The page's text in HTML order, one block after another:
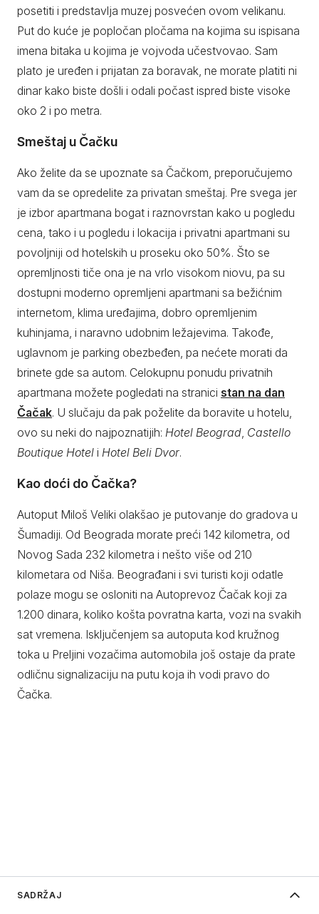
posetiti i predstavlja muzej posvećen ovom velikanu.
Put do kuće je popločan pločama na kojima su ispisana
imena bitaka u kojima je vojvoda učestvovao. Sam
plato je uređen i prijatan za boravak, ne morate platiti ni
dinar kako biste došli i odali počast ispred biste visoke
oko 2 i po metra.
Smeštaj u Čačku
Ako želite da se upoznate sa Čačkom, preporučujemo
vam da se opredelite za privatan smeštaj. Pre svega jer
je izbor apartmana bogat i raznovrstan kako u pogledu
cena, tako i u pogledu i lokacija i privatni apartmani su
povoljniji od hotelskih u proseku oko 50%. Što se
opremljnosti tiče ona je na vrlo visokom niovu, pa su
dostupni moderno opremljeni apartmani sa bežićnim
internetom, klima uređajima, dobro opremljenim
kuhinjama, i naravno udobnim ležajevima. Takođe,
uglavnom je parking obezbeđen, pa nećete morati da
brinete gde sa autom. Celokupnu ponudu privatnih
apartmana možete pogledati na stranici stan na dan
Čačak. U slučaju da pak poželite da boravite u hotelu,
ovo su neki do najpoznatijih: Hotel Beograd, Castello
Boutique Hotel i Hotel Beli Dvor.
Kao doći do Čačka?
Autoput Miloš Veliki olakšao je putovanje do gradova u
Šumadiji. Od Beograda morate preći 142 kilometra, od
Novog Sada 232 kilometra i nešto više od 210
kilometara od Niša. Beograđani i svi turisti koji odatle
polaze mogu se osloniti na Autoprevoz Čačak koji za
1.200 dinara, koliko košta povratna karta, vozi na svakih
sat vremena. Isključenjem sa autoputa kod kružnog
toka u Preljini vozačima automobila još ostaje da prate
odličnu signalizaciju na putu koja ih vodi pravo do
Čačka.
Smederevo - Grad kojim caruje Dunav
SADRŽAJ